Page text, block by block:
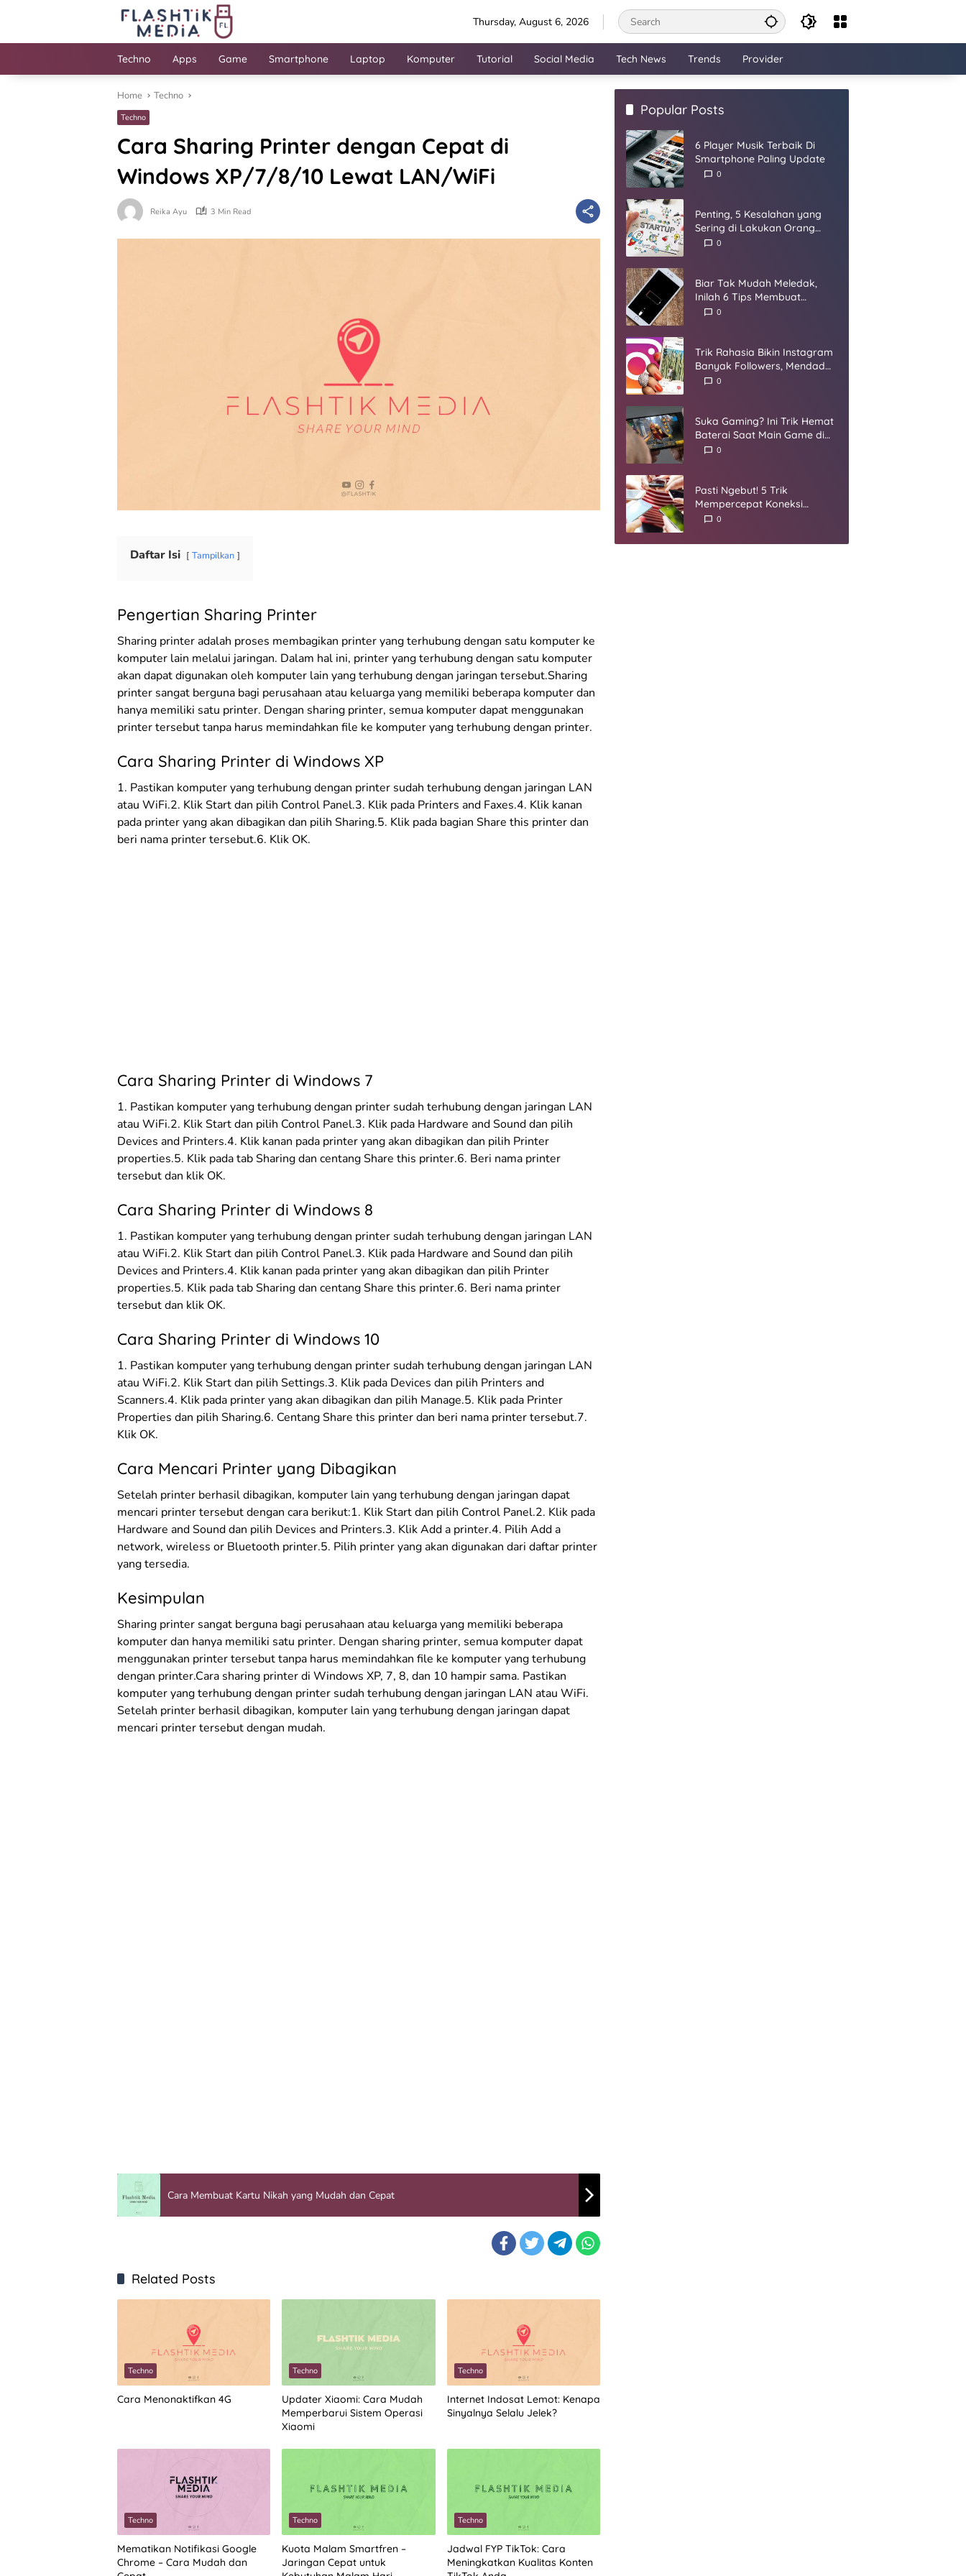
Thursday, August 6, 2026
Techno Apps Game Smartphone Laptop Komputer Tutorial Social Media Tech News Trends Provider
Home Techno
Techno
Cara Sharing Printer dengan Cepat di
Windows XP/7/8/10 Lewat LAN/WiFi
Reika Ayu 3 Min Read
Daftar Isi Tampilkan
Pengertian Sharing Printer
Sharing printer adalah proses membagikan printer yang terhubung dengan satu komputer ke
komputer lain melalui jaringan. Dalam hal ini, printer yang terhubung dengan satu komputer
akan dapat digunakan oleh komputer lain yang terhubung dengan jaringan tersebut.Sharing
printer sangat berguna bagi perusahaan atau keluarga yang memiliki beberapa komputer dan
hanya memiliki satu printer. Dengan sharing printer, semua komputer dapat menggunakan
printer tersebut tanpa harus memindahkan file ke komputer yang terhubung dengan printer.
Cara Sharing Printer di Windows XP
1. Pastikan komputer yang terhubung dengan printer sudah terhubung dengan jaringan LAN
atau WiFi.2. Klik Start dan pilih Control Panel.3. Klik pada Printers and Faxes.4. Klik kanan
pada printer yang akan dibagikan dan pilih Sharing.5. Klik pada bagian Share this printer dan
beri nama printer tersebut.6. Klik OK.
Cara Sharing Printer di Windows 7
1. Pastikan komputer yang terhubung dengan printer sudah terhubung dengan jaringan LAN
atau WiFi.2. Klik Start dan pilih Control Panel.3. Klik pada Hardware and Sound dan pilih
Devices and Printers.4. Klik kanan pada printer yang akan dibagikan dan pilih Printer
properties.5. Klik pada tab Sharing dan centang Share this printer.6. Beri nama printer
tersebut dan klik OK.
Cara Sharing Printer di Windows 8
1. Pastikan komputer yang terhubung dengan printer sudah terhubung dengan jaringan LAN
atau WiFi.2. Klik Start dan pilih Control Panel.3. Klik pada Hardware and Sound dan pilih
Devices and Printers.4. Klik kanan pada printer yang akan dibagikan dan pilih Printer
properties.5. Klik pada tab Sharing dan centang Share this printer.6. Beri nama printer
tersebut dan klik OK.
Cara Sharing Printer di Windows 10
1. Pastikan komputer yang terhubung dengan printer sudah terhubung dengan jaringan LAN
atau WiFi.2. Klik Start dan pilih Settings.3. Klik pada Devices dan pilih Printers and
Scanners.4. Klik pada printer yang akan dibagikan dan pilih Manage.5. Klik pada Printer
Properties dan pilih Sharing.6. Centang Share this printer dan beri nama printer tersebut.7.
Klik OK.
Cara Mencari Printer yang Dibagikan
Setelah printer berhasil dibagikan, komputer lain yang terhubung dengan jaringan dapat
mencari printer tersebut dengan cara berikut:1. Klik Start dan pilih Control Panel.2. Klik pada
Hardware and Sound dan pilih Devices and Printers.3. Klik Add a printer.4. Pilih Add a
network, wireless or Bluetooth printer.5. Pilih printer yang akan digunakan dari daftar printer
yang tersedia.
Kesimpulan
Sharing printer sangat berguna bagi perusahaan atau keluarga yang memiliki beberapa
komputer dan hanya memiliki satu printer. Dengan sharing printer, semua komputer dapat
menggunakan printer tersebut tanpa harus memindahkan file ke komputer yang terhubung
dengan printer.Cara sharing printer di Windows XP, 7, 8, dan 10 hampir sama. Pastikan
komputer yang terhubung dengan printer sudah terhubung dengan jaringan LAN atau WiFi.
Setelah printer berhasil dibagikan, komputer lain yang terhubung dengan jaringan dapat
mencari printer tersebut dengan mudah.
Cara Membuat Kartu Nikah yang Mudah dan Cepat
Related Posts
Techno
Cara Menonaktifkan 4G
Techno
Updater Xiaomi: Cara Mudah
Memperbarui Sistem Operasi
Xiaomi
Techno
Internet Indosat Lemot: Kenapa
Sinyalnya Selalu Jelek?
Techno
Mematikan Notifikasi Google
Chrome – Cara Mudah dan
Techno
Kuota Malam Smartfren –
Jaringan Cepat untuk
Techno
Jadwal FYP TikTok: Cara
Meningkatkan Kualitas Konten
Popular Posts
6 Player Musik Terbaik Di
Smartphone Paling Update
0
Penting, 5 Kesalahan yang
Sering di Lakukan Orang
Dalam Membangun Startup
0
Biar Tak Mudah Meledak,
Inilah 6 Tips Membuat
Baterai Smartphone Panjang
0
Trik Rahasia Bikin Instagram
Banyak Followers, Mendadak
Jadi Selebgram
0
Suka Gaming? Ini Trik Hemat
Baterai Saat Main Game di
Smartphone
0
Pasti Ngebut! 5 Trik
Mempercepat Koneksi
Internet yang Harus Kamu
0